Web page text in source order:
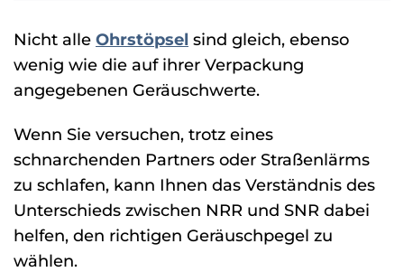
Nicht alle Ohrstöpsel sind gleich, ebenso
wenig wie die auf ihrer Verpackung
angegebenen Geräuschwerte.
Wenn Sie versuchen, trotz eines
schnarchenden Partners oder Straßenlärms
zu schlafen, kann Ihnen das Verständnis des
Unterschieds zwischen NRR und SNR dabei
helfen, den richtigen Geräuschpegel zu
wählen.